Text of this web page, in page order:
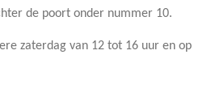
de poort onder nummer 10.
zaterdag van 12 tot 16 uur en op